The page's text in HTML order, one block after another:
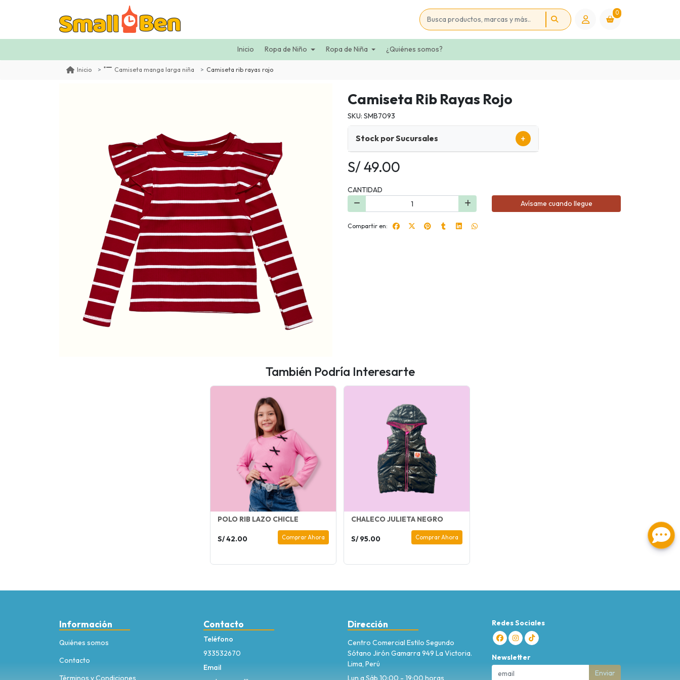
0
Inicio Ropa de Niño Ropa de Niña ¿Quiénes somos?
Inicio Camiseta manga larga niña Camiseta rib rayas rojo
Camiseta Rib Rayas Rojo
SKU: SMB7093
Stock por Sucursales +
S/ 49.00
CANTIDAD
Avísame cuando llegue
Compartir en:
También Podría Interesarte
POLO RIB LAZO CHICLE
S/ 42.00 Comprar Ahora
CHALECO JULIETA NEGRO
S/ 95.00 Comprar Ahora
Información
Quiénes somos
Contacto
Términos y Condiciones
Contacto
Teléfono
933532670
Email
Dirección
Centro Comercial Estilo Segundo
Sótano Jirón Gamarra 949 La Victoria.
Lima, Perú
Lun a Sáb 10:00 - 19:00 horas
Redes Sociales
Newsletter
Enviar